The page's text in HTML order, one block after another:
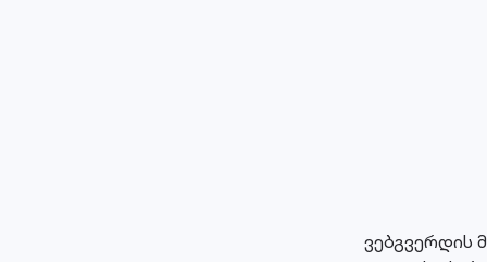
ვებგვერდის